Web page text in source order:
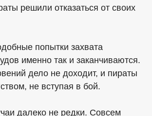
решили отказаться от своих
попытки захвата
именно так и заканчиваются.
дело не доходит, и пираты
не вступая в бой.
далеко не редки. Совсем